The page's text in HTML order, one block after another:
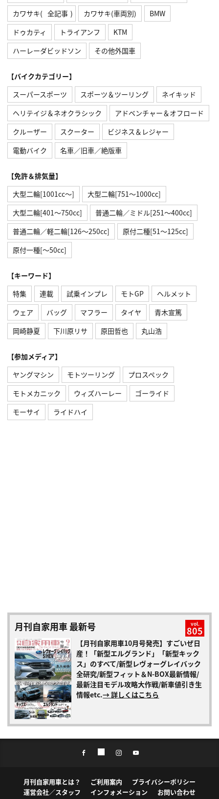
カワサキ( 全記事 ) カワサキ(車両別)
BMW
ドゥカティ
トライアンフ
KTM
ハーレーダビッドソン
その他外国車
【バイクカテゴリー】
スーパースポーツ
スポーツ＆ツーリング
ネイキッド
ヘリテイジ＆ネオクラシック
アドベンチャー＆オフロード
クルーザー
スクーター
ビジネス＆レジャー
電動バイク
名車／旧車／絶版車
【免許＆排気量】
大型二輪[1001cc〜]
大型二輪[751〜1000cc]
大型二輪[401〜750cc]
普通二輪／ミドル[251〜400cc]
普通二輪／軽二輪[126〜250cc]
原付二種[51〜125cc]
原付一種[〜50cc]
【キーワード】
特集
連載 試乗インプレ モトGP
ヘルメット
ウェア
バッグ マフラー タイヤ
青木宣篤
岡崎静夏
下川原リサ 原田哲也 丸山浩
【参加メディア】
ヤングマシン
モトツーリング
プロスペック
モトメカニック
ウィズハーレー
ゴーライド
モーサイ
ライドハイ
月刊自家用車 最新号 vol.
805
【月刊自家用車10月号発売】すごいぜ日
産！「新型エルグランド」「新型キック
ス」のすべて/新型レヴォーグレイバック
全研究/新型フィット＆N-BOX最新情報/
最新注目モデル攻略大作戦/新車値引き生
情報etc.→ 詳しくはこちら
月刊自家用車とは？ ご利用案内
プライバシーポリシー
運営会社／スタッフ
インフォメーション お問い合わせ